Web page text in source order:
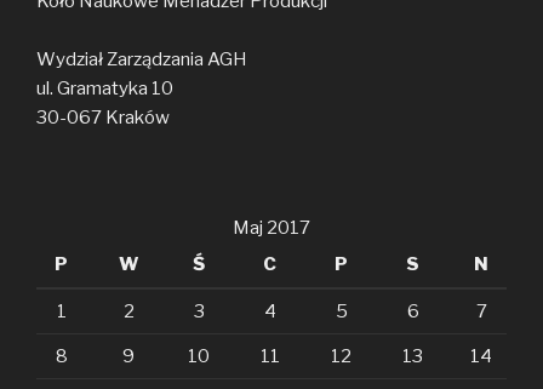
Wydział Zarządzania AGH
ul. Gramatyka 10
30-067 Kraków
Maj 2017
P
W Ś C P S N
1 2 3 4 5 6 7
8 9 10 11 12 13 14